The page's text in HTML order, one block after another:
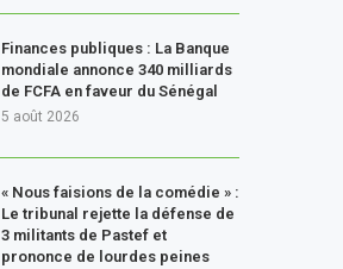
Finances publiques : La Banque
mondiale annonce 340 milliards
de FCFA en faveur du Sénégal
5 août 2026
« Nous faisions de la comédie » :
Le tribunal rejette la défense de
3 militants de Pastef et
prononce de lourdes peines